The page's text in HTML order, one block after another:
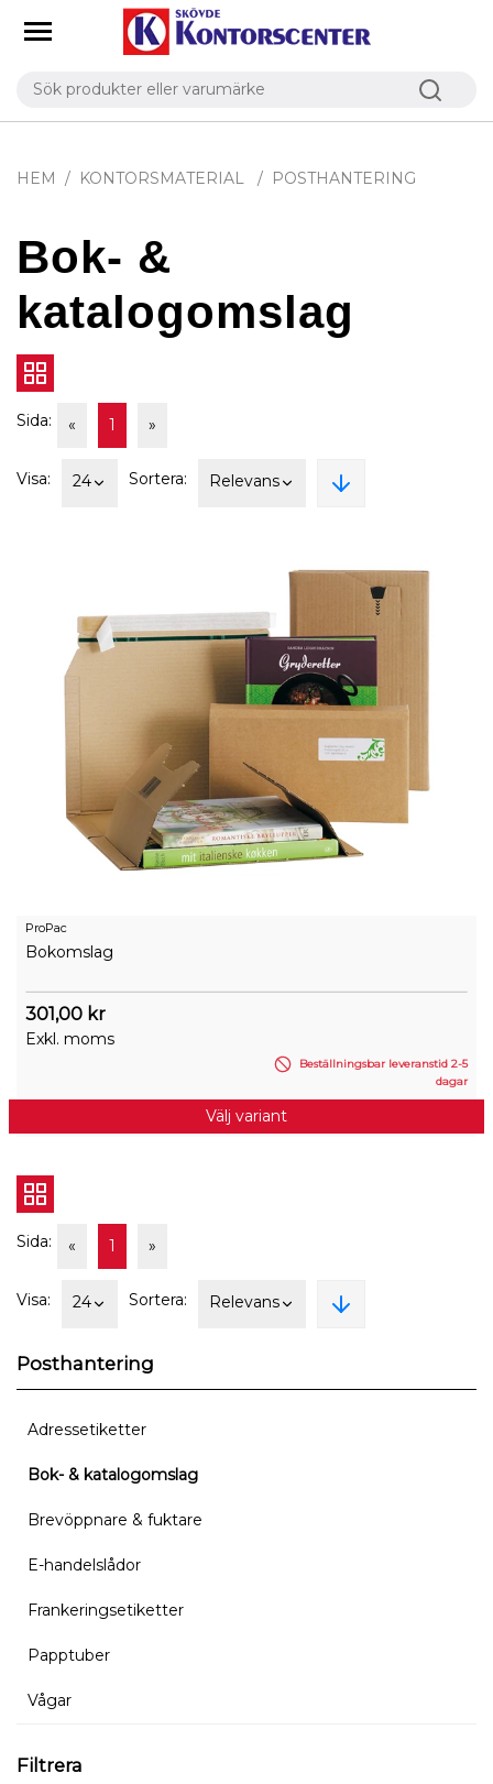
Posthantering
Adressetiketter
Bok- & katalogomslag
Brevöppnare & fuktare
E-handelslådor
Frankeringsetiketter
Papptuber
Vågar
Filtrera
HEM KONTORSMATERIAL POSTHANTERING
Bok- &
katalogomslag
Sida: « 1 »
Visa: 24 Sortera: Relevans
ProPac
Bokomslag
301,00 kr
Exkl. moms
Beställningsbar leveranstid 2-5
dagar
Välj variant
Sida: « 1 »
Visa: 24 Sortera: Relevans